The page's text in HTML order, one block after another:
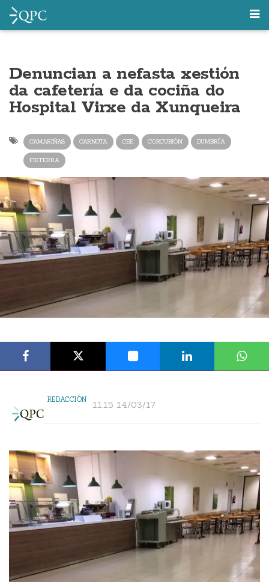
Denuncian a nefasta xestión
da cafetería e da cociña do
Hospital Virxe da Xunqueira
CAMARIÑAS CARNOTA CEE CORCUBIÓN DUMBRÍA
FISTERRA
REDACCIÓN 11:15 14/03/17